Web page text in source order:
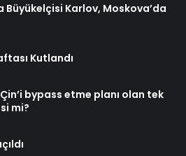
Büyükelçisi Karlov, Moskova’da
Kutlandı
bypass etme planı olan tek
mi?